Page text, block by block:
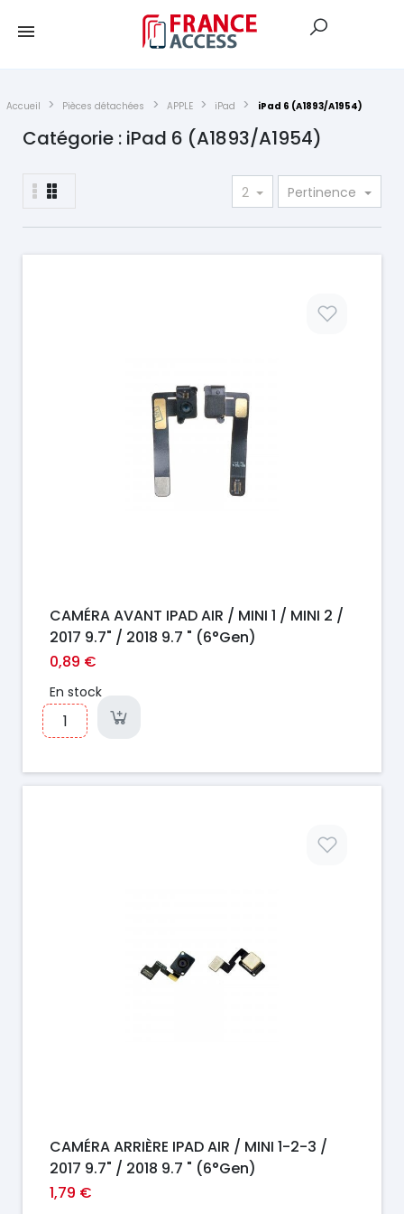
Accueil Pièces détachées APPLE iPad iPad 6 (A1893/A1954)
Catégorie : iPad 6 (A1893/A1954)
2 Pertinence
CAMÉRA AVANT IPAD AIR / MINI 1 / MINI 2 /
2017 9.7" / 2018 9.7 " (6°Gen)
0,89 €
En stock
CAMÉRA ARRIÈRE IPAD AIR / MINI 1-2-3 /
2017 9.7" / 2018 9.7 " (6°Gen)
1,79 €